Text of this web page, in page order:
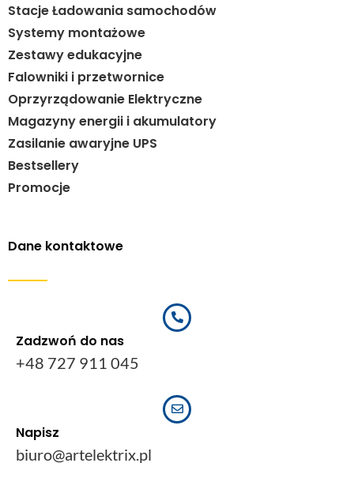
Stacje Ładowania samochodów
Systemy montażowe
Zestawy edukacyjne
Falowniki i przetwornice
Oprzyrządowanie Elektryczne
Magazyny energii i akumulatory
Zasilanie awaryjne UPS
Bestsellery
Promocje
Dane kontaktowe
Zadzwoń do nas
+48 727 911 045
Napisz
biuro@artelektrix.pl